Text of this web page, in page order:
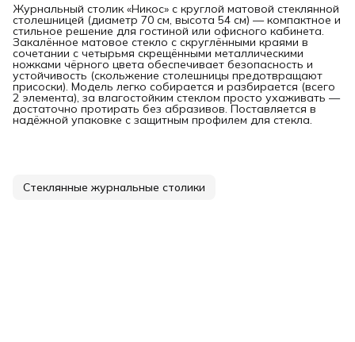
Журнальный столик «Никос» с круглой матовой стеклянной
столешницей (диаметр 70 см, высота 54 см) — компактное и
стильное решение для гостиной или офисного кабинета.
Закалённое матовое стекло с скруглёнными краями в
сочетании с четырьмя скрещёнными металлическими
ножками чёрного цвета обеспечивает безопасность и
устойчивость (скольжение столешницы предотвращают
присоски). Модель легко собирается и разбирается (всего
2 элемента), за влагостойким стеклом просто ухаживать —
достаточно протирать без абразивов. Поставляется в
надёжной упаковке с защитным профилем для стекла.
Стеклянные журнальные столики